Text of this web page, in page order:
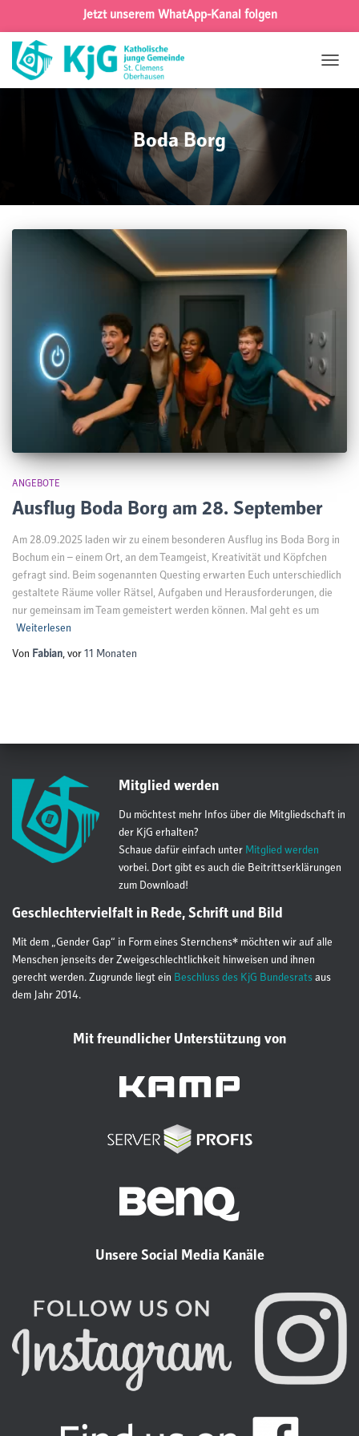
Jetzt unserem WhatApp-Kanal folgen
Boda Borg
ANGEBOTE
Ausflug Boda Borg am 28. September
Am 28.09.2025 laden wir zu einem besonderen Ausflug ins Boda Borg in
Bochum ein – einem Ort, an dem Teamgeist, Kreativität und Köpfchen
gefragt sind. Beim sogenannten Questing erwarten Euch unterschiedlich
gestaltete Räume voller Rätsel, Aufgaben und Herausforderungen, die
nur gemeinsam im Team gemeistert werden können. Mal geht es um
Weiterlesen
Von Fabian, vor 11 Monaten
Mitglied werden
Du möchtest mehr Infos über die Mitgliedschaft in
der KjG erhalten?
Schaue dafür einfach unter Mitglied werden
vorbei. Dort gibt es auch die Beitrittserklärungen
zum Download!
Geschlechtervielfalt in Rede, Schrift und Bild
Mit dem „Gender Gap“ in Form eines Sternchens* möchten wir auf alle
Menschen jenseits der Zweigeschlechtlichkeit hinweisen und ihnen
gerecht werden. Zugrunde liegt ein Beschluss des KjG Bundesrats aus
dem Jahr 2014.
Mit freundlicher Unterstützung von
Unsere Social Media Kanäle